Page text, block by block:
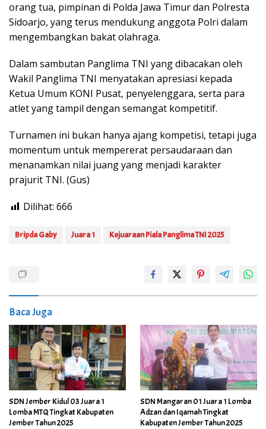
orang tua, pimpinan di Polda Jawa Timur dan Polresta
Sidoarjo, yang terus mendukung anggota Polri dalam
mengembangkan bakat olahraga.
Dalam sambutan Panglima TNI yang dibacakan oleh
Wakil Panglima TNI menyatakan apresiasi kepada
Ketua Umum KONI Pusat, penyelenggara, serta para
atlet yang tampil dengan semangat kompetitif.
Turnamen ini bukan hanya ajang kompetisi, tetapi juga
momentum untuk mempererat persaudaraan dan
menanamkan nilai juang yang menjadi karakter
prajurit TNI. (Gus)
Dilihat: 666
Bripda Gaby Juara 1 Kejuaraan Piala Panglima TNI 2025
Baca Juga
SDN Jember Kidul 03 Juara 1
Lomba MTQ Tingkat Kabupaten
Jember Tahun 2025
SDN Mangaran 01 Juara 1 Lomba
Adzan dan Iqamah Tingkat
Kabupaten Jember Tahun 2025